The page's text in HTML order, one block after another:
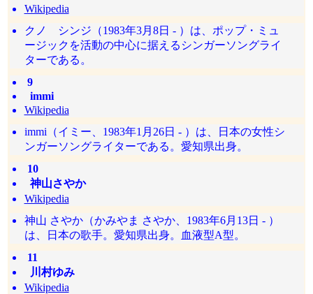
Wikipedia
クノ シンジ（1983年3月8日 - ）は、ポップ・ミュ
ージックを活動の中心に据えるシンガーソングライ
ターである。
9
immi
Wikipedia
immi（イミー、1983年1月26日 - ）は、日本の女性シ
ンガーソングライターである。愛知県出身。
10
神山さやか
Wikipedia
神山 さやか（かみやま さやか、1983年6月13日 - ）
は、日本の歌手。愛知県出身。血液型A型。
11
川村ゆみ
Wikipedia